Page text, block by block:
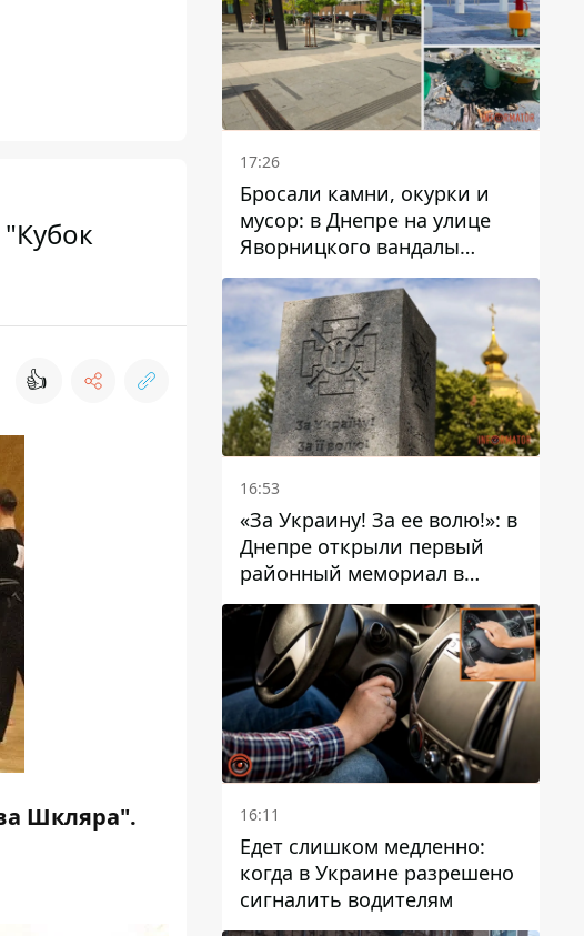
👍
Шкляра".
17:26
Бросали камни, окурки и
мусор: в Днепре на улице
Яворницкого вандалы
повредили питьевые
фонтаны
16:53
«За Украину! За ее волю!»: в
Днепре открыли первый
районный мемориал в
честь погибших
Защитников
16:11
Едет слишком медленно:
когда в Украине разрешено
сигналить водителям